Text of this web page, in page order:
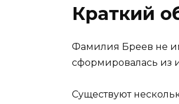
Краткий
Фамилия Бреев не
сформировалась из
Существуют